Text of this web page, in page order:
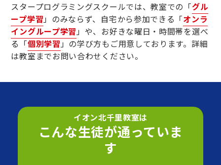
スタープログラミングスクールでは、教室での「グル
ープ学習 」のみならず、自宅から参加できる「オンラ
イングループ学習 」や、お好きな曜日・時間帯を選べ
る「個別学習 」の学び方もご用意しております。詳細
は教室までお問い合わせください。
イオン北千里教室は
こんな生徒が通っていま
す